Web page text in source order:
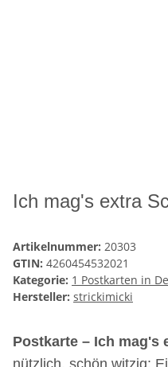
Ich mag's extra
Artikelnummer: 20303
GTIN: 4260454532021
Kategorie: 1 Postkarten in
Hersteller: strickimicki
Postkarte – Ich mag's